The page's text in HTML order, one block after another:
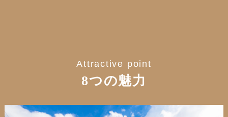
Attractive point
8つの魅力